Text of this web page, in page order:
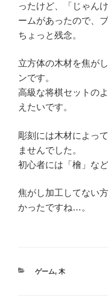
ったけど、「じゃん
ームがあったので、
ちょっと残念。
立方体の木材を焦が
ンです。
高級な将棋セットの
えたいです。
彫刻には木材によっ
ませんでした。
初心者には「檜」な
焦がし加工してない
かったですね…。
カ
ゲーム, 木